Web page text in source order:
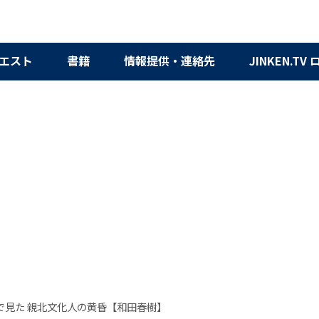
スト 書籍 情報提供・連絡先 JINKEN.TV
た 親北文化人の黄昏【和田春樹】